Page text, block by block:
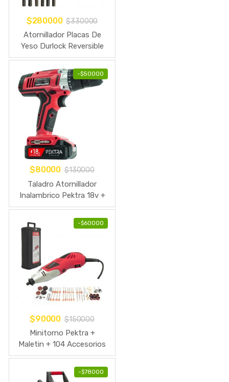
$280000 $330000
Atornillador Placas De
Yeso Durlock Reversible
500w Pektra
-$50000
$80000 $130000
Taladro Atornillador
Inalambrico Pektra 18v +
Bateria Litio
-$60000
$90000 $150000
Minitorno Pektra +
Maletin + 104 Accesorios
170 W Mini Torno
-$78000